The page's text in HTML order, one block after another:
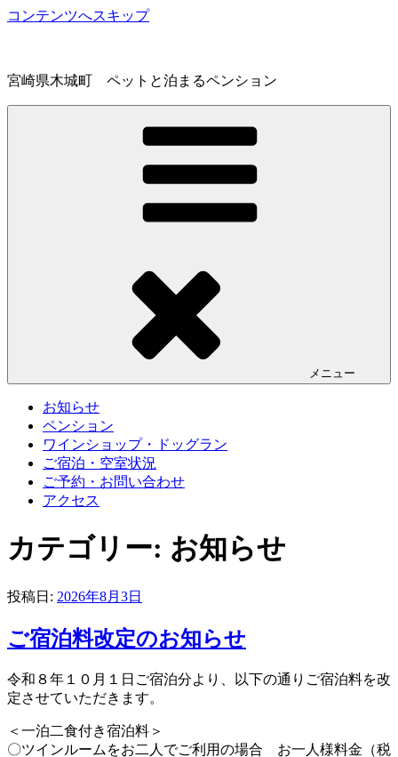
コンテンツへスキップ
宮崎県木城町 ペットと泊まるペンション
メニュー
お知らせ
ペンション
ワインショップ・ドッグラン
ご宿泊・空室状況
ご予約・お問い合わせ
アクセス
カテゴリー: お知らせ
投稿日: 2026年8月3日
ご宿泊料改定のお知らせ
令和８年１０月１日ご宿泊分より、以下の通りご宿泊料を改
定させていただきます。
＜一泊二食付き宿泊料＞
〇ツインルームをお二人でご利用の場合 お一人様料金（税